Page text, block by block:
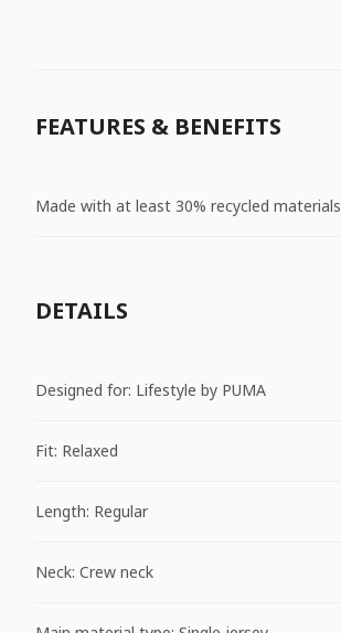
FEATURES & BENEFITS
Made with at least 30% recycled materials
DETAILS
Designed for: Lifestyle by PUMA
Fit: Relaxed
Length: Regular
Neck: Crew neck